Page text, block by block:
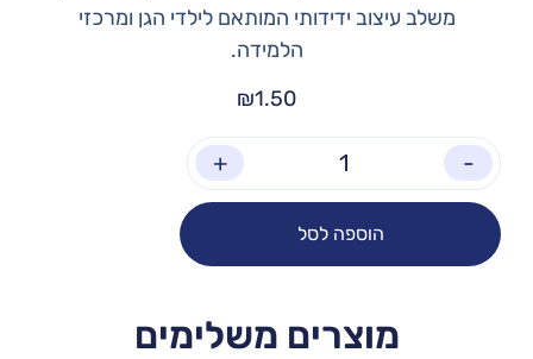
משלב עיצוב ידידותי המותאם לילדי הגן ומרכזי
הלמידה.
₪1.50
-
+
הוספה לסל
מוצרים משלימים